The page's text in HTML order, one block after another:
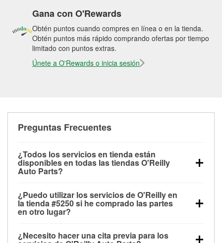
Gana con O'Rewards
Obtén puntos cuando compres en línea o en la tienda.
Obtén puntos más rápido comprando ofertas por tiempo
limitado con puntos extras.
Únete a O'Rewards o inicia sesión
Preguntas Frecuentes
¿Todos los servicios en tienda están
disponibles en todas las tiendas O'Reilly
Auto Parts?
las pruebas de batería, pruebas de alternador y
motor de arranque, revisión de la luz “Check Engine”
con O'Reilly VeriScan® e instalación de
limpiaparabrisas o bombillas, están disponibles en
¿Puedo utilizar los servicios de O'Reilly en
la tienda #5250 si he comprado las partes
en otro lugar?
de O'Reilly Auto Parts que estén disponibles en la
¿Necesito hacer una cita previa para los